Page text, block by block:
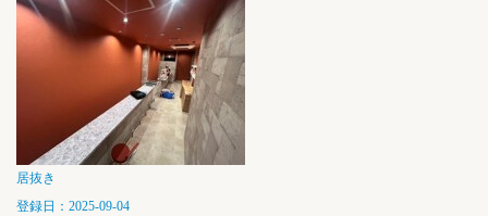
居抜き
登録日：2025-09-04